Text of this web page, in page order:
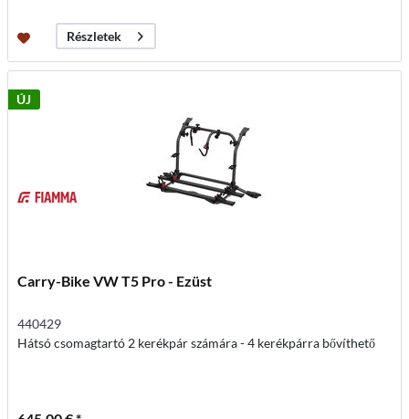
Részletek
ÚJ
Carry-Bike VW T5 Pro - Ezüst
440429
Hátsó csomagtartó 2 kerékpár számára - 4 kerékpárra bővíthető